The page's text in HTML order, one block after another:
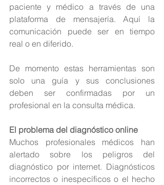
paciente y médico a través de una
plataforma de mensajería. Aquí la
comunicación puede ser en tiempo
real o en diferido.
De momento estas herramientas son
solo una guía y sus conclusiones
deben ser confirmadas por un
profesional en la consulta médica.
El problema del diagnóstico online
Muchos profesionales médicos han
alertado sobre los peligros del
diagnóstico por internet. Diagnósticos
incorrectos o inespecíficos o el hecho